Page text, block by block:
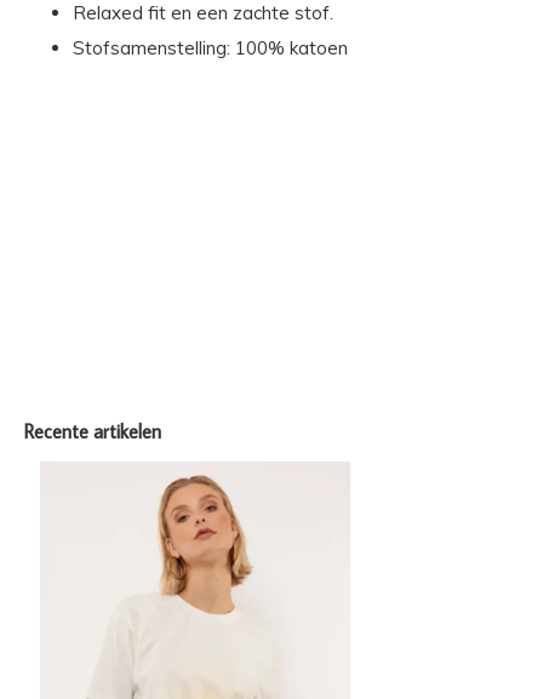
Relaxed fit en een zachte stof.
Stofsamenstelling: 100% katoen
Recente artikelen